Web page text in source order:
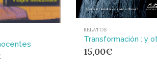
RELATOS
15,00€